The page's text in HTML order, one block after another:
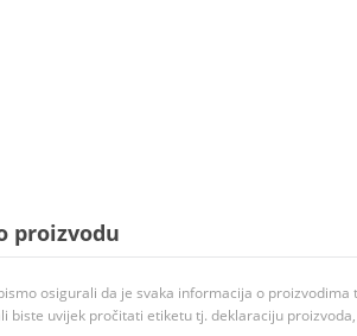
proizvodu
osigurali da je svaka informacija o
biste uvijek pročitati etiketu tj. deklaraciju